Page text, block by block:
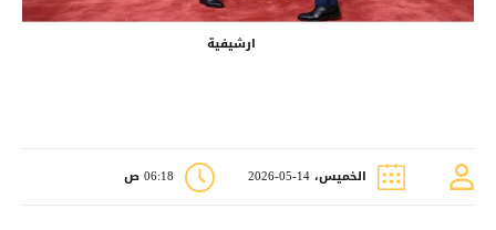
ارشيفية
الخميس، 14-05-2026 06:18 ص